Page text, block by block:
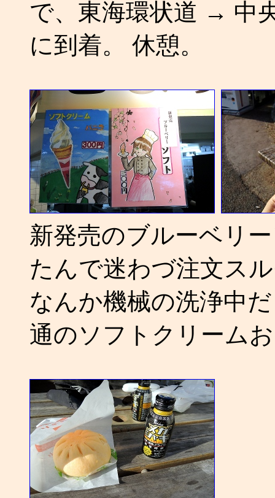
で、東海環状道 → 中
に到着。 休憩。
新発売のブルーベリ
たんで迷わづ注文ス
なんか機械の洗浄中
通のソフトクリーム